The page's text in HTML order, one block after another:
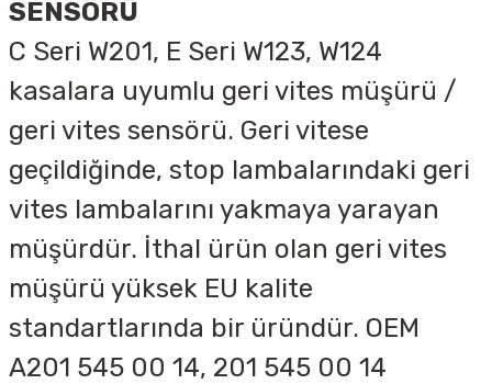
SENSÖRÜ
C Seri W201, E Seri W123, W124
kasalara uyumlu geri vites müşürü /
geri vites sensörü. Geri vitese
geçildiğinde, stop lambalarındaki geri
vites lambalarını yakmaya yarayan
müşürdür. İthal ürün olan geri vites
müşürü yüksek EU kalite
standartlarında bir üründür. OEM
A201 545 00 14, 201 545 00 14